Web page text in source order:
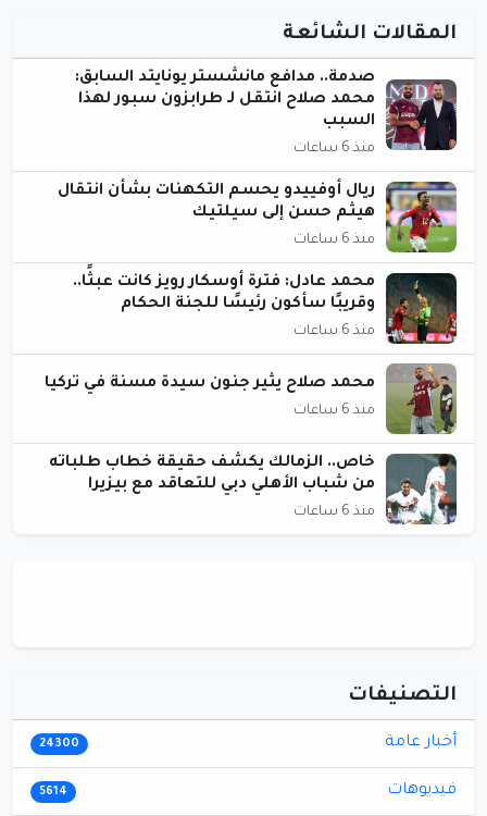
المقالات الشائعة
صدمة.. مدافع مانشستر يونايتد السابق:
محمد صلاح انتقل لـ طرابزون سبور لهذا
السبب
منذ 6 ساعات
ريال أوفييدو يحسم التكهنات بشأن انتقال
هيثم حسن إلى سيلتيك
منذ 6 ساعات
محمد عادل: فترة أوسكار رويز كانت عبثًا..
وقريبًا سأكون رئيسًا للجنة الحكام
منذ 6 ساعات
محمد صلاح يثير جنون سيدة مسنة في تركيا
منذ 6 ساعات
خاص.. الزمالك يكشف حقيقة خطاب طلباته
من شباب الأهلي دبي للتعاقد مع بيزيرا
منذ 6 ساعات
التصنيفات
أخبار عامة 24300
فيديوهات 5614